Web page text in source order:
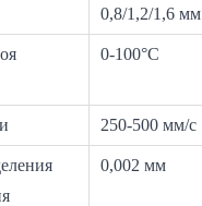
0,8/1,2/1,6 мм
0-100°C
250-500 мм/с
0,002 мм